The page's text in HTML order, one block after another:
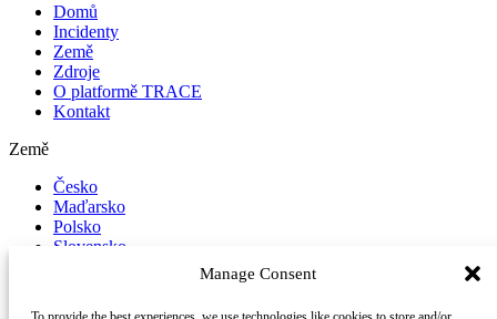
Manage Consent
Domů
Incidenty
Země
Zdroje
O platformě TRACE
Kontakt
Země
Česko
Maďarsko
Polsko
Slovensko